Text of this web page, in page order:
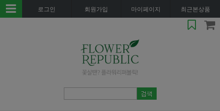
로그인 회원가입 마이페이지 최근본상품